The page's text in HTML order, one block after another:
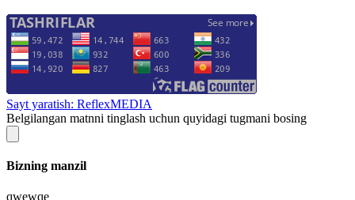
Sayt yaratish: ReflexMEDIA
Belgilangan matnni tinglash uchun quyidagi tugmani bosing
Bizning manzil
qwewqe